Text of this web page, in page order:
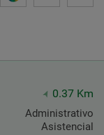
G
a
0.37 Km
Administrativo
Asistencial